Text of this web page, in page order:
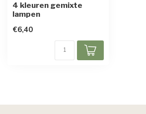
4 kleuren gemixte
lampen
€6,40